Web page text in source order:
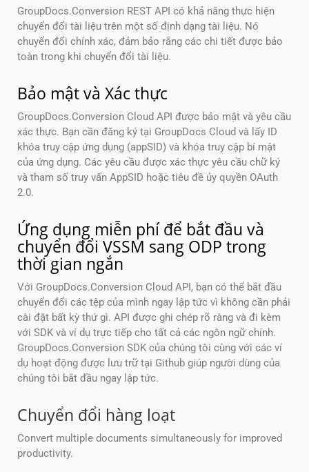
GroupDocs.Conversion REST API có khả năng thực hiện
chuyển đổi tài liệu trên một số định dạng tài liệu. Nó
chuyển đổi chính xác, đảm bảo rằng các chi tiết được bảo
toàn trong khi chuyển đổi tài liệu.
Bảo mật và Xác thực
GroupDocs.Conversion Cloud API được bảo mật và yêu cầu
xác thực. Bạn cần đăng ký tại GroupDocs Cloud và lấy ID
khóa truy cập ứng dụng (appSID) và khóa truy cập bí mật
của ứng dụng. Các yêu cầu được xác thực yêu cầu chữ ký
và tham số truy vấn AppSID hoặc tiêu đề ủy quyền OAuth
2.0.
Ứng dụng miễn phí để bắt đầu và
chuyển đổi VSSM sang ODP trong
thời gian ngắn
Với GroupDocs.Conversion Cloud API, bạn có thể bắt đầu
chuyển đổi các tệp của mình ngay lập tức vì không cần phải
cài đặt bất kỳ thứ gì. API được ghi chép rõ ràng và đi kèm
với SDK và ví dụ trực tiếp cho tất cả các ngôn ngữ chính.
GroupDocs.Conversion SDK của chúng tôi cùng với các ví
dụ hoạt động được lưu trữ tại Github giúp người dùng của
chúng tôi bắt đầu ngay lập tức.
Chuyển đổi hàng loạt
Convert multiple documents simultaneously for improved
productivity.